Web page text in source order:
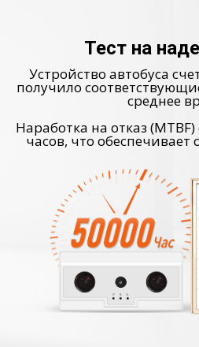
Тест на
Устройство автобуса
получило
среднее
Наработка на отказ
часов, что обеспечивает